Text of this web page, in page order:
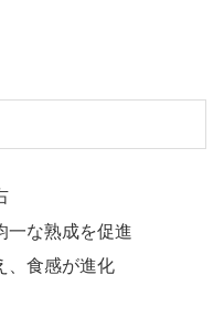
一な熟成を促進
、食感が進化